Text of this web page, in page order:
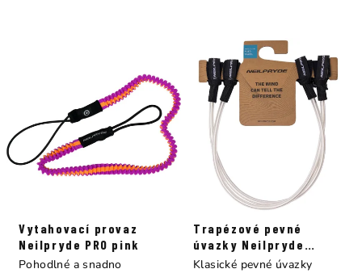
Vytahovací provaz
Neilpryde PRO pink
Pohodlné a snadno
Trapézové pevné
úvazky Neilpryde
Travel bíle
Klasické pevné úvazky